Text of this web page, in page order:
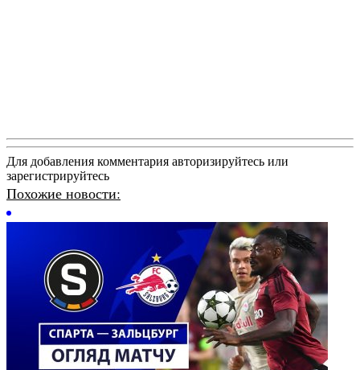
Для добавления комментария авторизируйтесь или
зарегистрируйтесь
Похожие новости: